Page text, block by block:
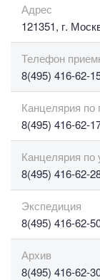
Адрес
121351, г.
Телефон
8(495) 416-62-
Канцелярия по
8(495) 416-62-
Канцелярия
8(495) 416-62-
Экспедиция
8(495) 416-62-
Архив
8(495) 416-62-